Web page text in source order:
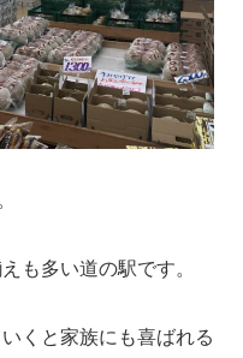
も多い道の駅です。
くと家族にも喜ばれる